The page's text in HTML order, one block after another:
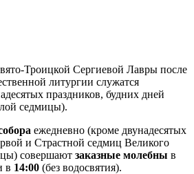
Троицкой Сергиевой Лавры после
литургии служатся
праздников, будних дней
седмицы).
ежедневно (кроме двунадесятых
и Страстной седмиц Великого
совершают заказные молебны в
в 14:00 (без водосвятия).